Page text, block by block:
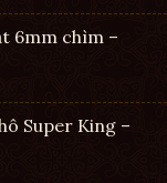
6mm chìm –
Super King –